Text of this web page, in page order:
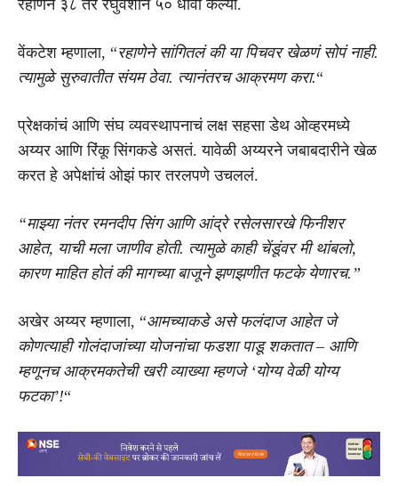
रहाणेने ३८ तर रघुवंशीने ५० धावा केल्या.
वेंकटेश म्हणाला, “रहाणेने सांगितलं की या पिचवर खेळणं सोपं नाही.
त्यामुळे सुरुवातीत संयम ठेवा. त्यानंतरच आक्रमण करा.“
प्रेक्षकांचं आणि संघ व्यवस्थापनाचं लक्ष सहसा डेथ ओव्हरमध्ये
अय्यर आणि रिंकू सिंगकडे असतं. यावेळी अय्यरने जबाबदारीने खेळ
करत हे अपेक्षांचं ओझं फार तरलपणे उचललं.
“माझ्या नंतर रमनदीप सिंग आणि आंद्रे रसेलसारखे फिनीशर
आहेत, याची मला जाणीव होती. त्यामुळे काही चेंडूंवर मी थांबलो,
कारण माहित होतं की मागच्या बाजूने झणझणीत फटके येणारच.”
अखेर अय्यर म्हणाला, “आमच्याकडे असे फलंदाज आहेत जे
कोणत्याही गोलंदाजांच्या योजनांचा फडशा पाडू शकतात – आणि
म्हणूनच आक्रमकतेची खरी व्याख्या म्हणजे ‘योग्य वेळी योग्य
फटका’!“